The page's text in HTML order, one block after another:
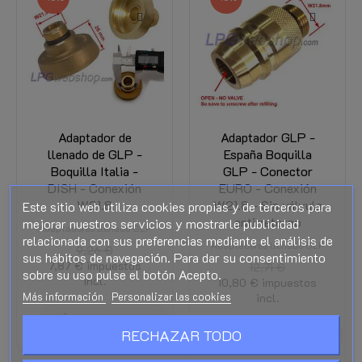
Adaptador de
llenado de GLP -
Boquilla Italia -
DISH - Conexión
W21.8
Adaptadores llenado GLP
9,26 €
7,87 € impuestos
incl.
AÑADIR A LA CESTA
Adaptador GLP -
España Boquilla
GLP - Conector
EURO - Conexión
W21.8 - Sin válvula
antirretorno
Adaptadores llenado GLP
12,71 €
10,80 € impuestos
incl.
AÑADIR A LA CESTA
Este sitio web utiliza cookies propias y de terceros para
mejorar nuestros servicios y mostrarle publicidad
relacionada con sus preferencias mediante el análisis de
sus hábitos de navegación. Para dar su consentimiento
sobre su uso pulse el botón Acepto.
Más información Personalizar las cookies
RECHAZAR TODO